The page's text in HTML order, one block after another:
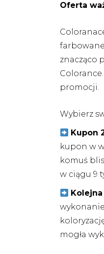
Oferta
znacząco
promocji.
Wybierz
Kupon
kupon w
komuś
w ciągu 9
mogła